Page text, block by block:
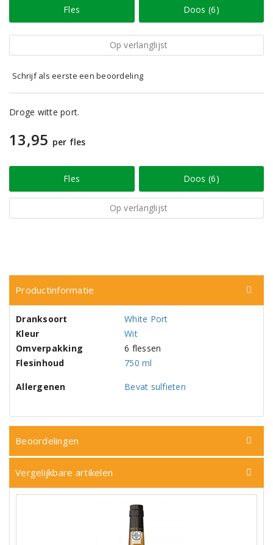
Fles Doos (6)
Op verlanglijst
Schrijf als eerste een beoordeling
Droge witte port.
13,95 per fles
Fles Doos (6)
Op verlanglijst
Productinformatie
Dranksoort
White Port
Kleur
Wit
Omverpakking
6 flessen
Flesinhoud
750 ml
Allergenen Bevat sulfieten
Beoordelingen
Vergelijkbare artikelen